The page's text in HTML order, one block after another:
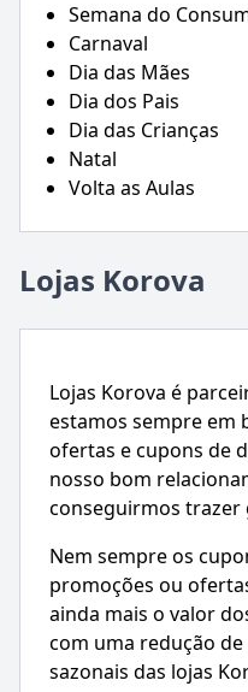
Semana do
Carnaval
Dia das Mães
Dia dos Pais
Dia das Crianças
Natal
Volta as Aulas
Lojas Korova
Lojas Korova é
estamos sempre em
ofertas e cupons de
nosso bom
conseguirmos trazer
Nem sempre os
promoções ou
ainda mais o valor
com uma redução
sazonais das lojas